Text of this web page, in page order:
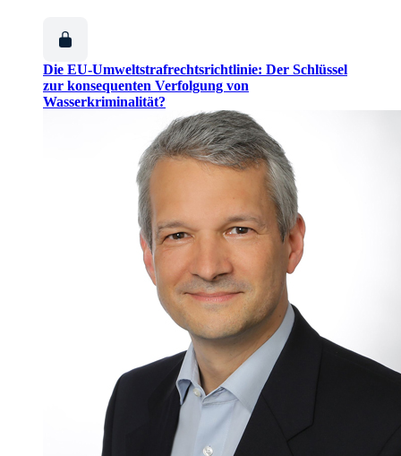
Die EU-Umweltstrafrechtsrichtlinie: Der Schlüssel
zur konsequenten Verfolgung von
Wasserkriminalität?